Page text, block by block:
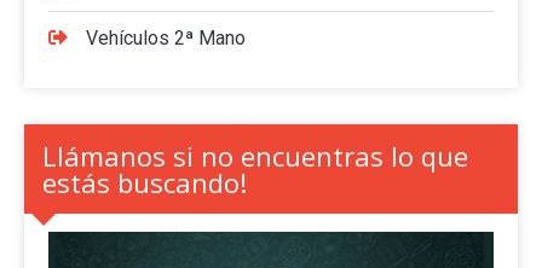
Vehículos 2ª Mano
Llámanos si no encuentras lo que
estás buscando!